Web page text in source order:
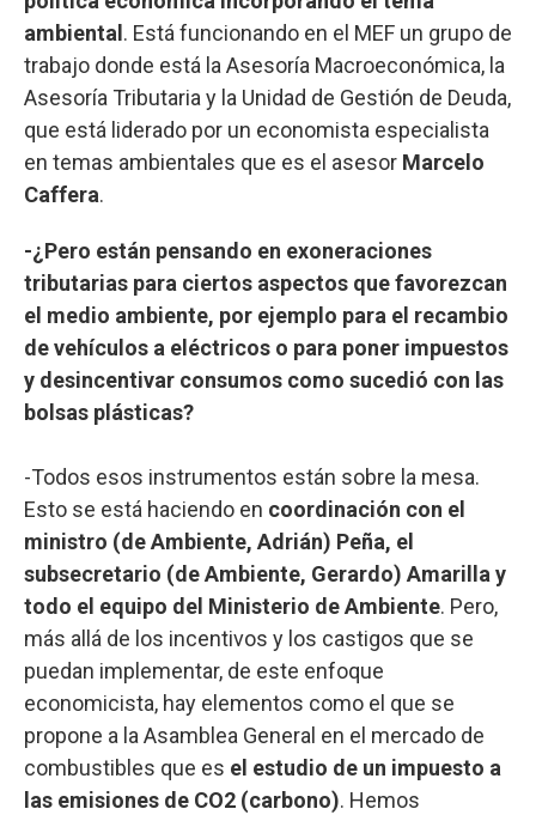
ambiental . Está funcionando en el MEF un grupo de
trabajo donde está la Asesoría Macroeconómica, la
Asesoría Tributaria y la Unidad de Gestión de Deuda,
que está liderado por un economista especialista
en temas ambientales que es el asesor Marcelo
Caffera.
-¿Pero están pensando en exoneraciones
tributarias para ciertos aspectos que favorezcan
el medio ambiente, por ejemplo para el recambio
de vehículos a eléctricos o para poner impuestos
y desincentivar consumos como sucedió con las
bolsas plásticas?
-Todos esos instrumentos están sobre la mesa.
Esto se está haciendo en coordinación con el
ministro (de Ambiente, Adrián) Peña, el
subsecretario (de Ambiente, Gerardo) Amarilla y
todo el equipo del Ministerio de Ambiente. Pero,
más allá de los incentivos y los castigos que se
puedan implementar, de este enfoque
economicista, hay elementos como el que se
propone a la Asamblea General en el mercado de
combustibles que es el estudio de un impuesto a
las emisiones de CO2 (carbono). Hemos